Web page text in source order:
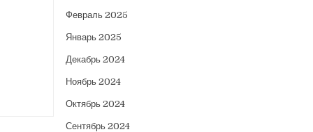
Февраль 2025
Январь 2025
Декабрь 2024
Ноябрь 2024
Октябрь 2024
Сентябрь 2024